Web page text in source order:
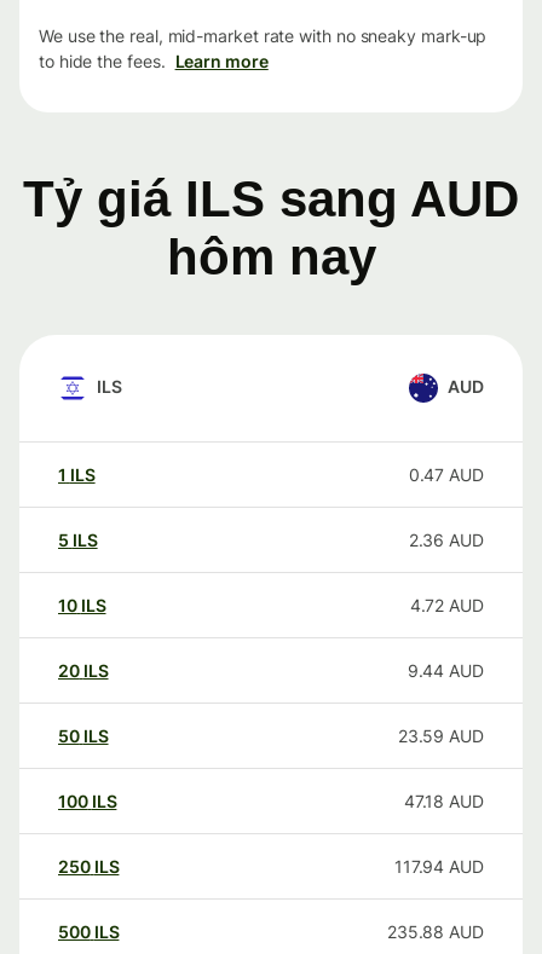
We use the real, mid-market rate with no sneaky mark-up
to hide the fees. Learn more
Tỷ giá ILS sang AUD
hôm nay
ILS AUD
1 ILS 0.47 AUD
5 ILS 2.36 AUD
10 ILS 4.72 AUD
20 ILS 9.44 AUD
50 ILS 23.59 AUD
100 ILS 47.18 AUD
250 ILS 117.94 AUD
500 ILS 235.88 AUD